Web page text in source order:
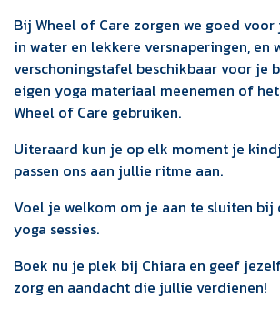
Bij Wheel of Care zorgen we goed voor
in water en lekkere versnaperingen, en
verschoningstafel beschikbaar voor je
eigen yoga materiaal meenemen of
Wheel of Care gebruiken.
Uiteraard kun je op elk moment je
passen ons aan jullie ritme aan.
Voel je welkom om je aan te sluiten bij
yoga sessies.
Boek nu je plek bij Chiara en geef
zorg en aandacht die jullie verdienen!